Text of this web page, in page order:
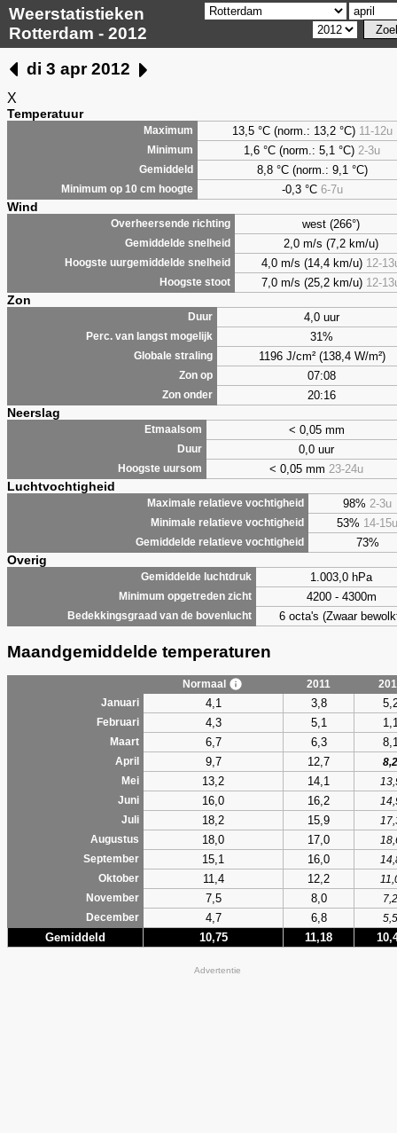
Weerstatistieken
Rotterdam - 2012
di 3 apr 2012
X
Temperatuur
Maximum 13,5 °C (norm.: 13,2 °C) 11-12u
Minimum 1,6 °C (norm.: 5,1 °C) 2-3u
Gemiddeld 8,8°C (norm.: 9,1 °C)
Minimum op 10 cm hoogte -0,3 °C 6-7u
Wind
Overheersende richting west (266°)
Gemiddelde snelheid 2,0 m/s (7,2 km/u)
Hoogste uurgemiddelde snelheid 4,0 m/s (14,4 km/u) 12-
Hoogste stoot 7,0 m/s (25,2 km/u) 12-
Zon
Duur 4,0 uur
Perc. van langst mogelijk 31%
Globale straling 1196 J/cm² (138,4 W/m²)
Zon op 07:08
Zon onder 20:16
Neerslag
Etmaalsom < 0,05 mm
Duur 0,0 uur
Hoogste uursom < 0,05 mm 23-24u
Luchtvochtigheid
Maximale relatieve vochtigheid 98% 2-3u
Minimale relatieve vochtigheid 53% 14-15u
Gemiddelde relatieve vochtigheid 73%
Overig
Gemiddelde luchtdruk 1.003,0 hPa
Minimum opgetreden zicht 4200 - 4300m
Bedekkingsgraad van de bovenlucht 6 octa's (Zwaar
Maandgemiddelde temperaturen
Normaal 2011
Januari
4,1 3,8
Februari 4,3 5,1
Maart 6,7 6,3
April 9,7 12,7
8,2
Mei
13,2 14,1
Juni
16,0 16,2
Juli
18,2 15,9
Augustus
18,0 17,0
September
15,1 16,0
Oktober
11,4 12,2
November
7,5 8,0
7,2
December
4,7 6,8 5,5
Gemiddeld 10,75 11,18
Advertentie